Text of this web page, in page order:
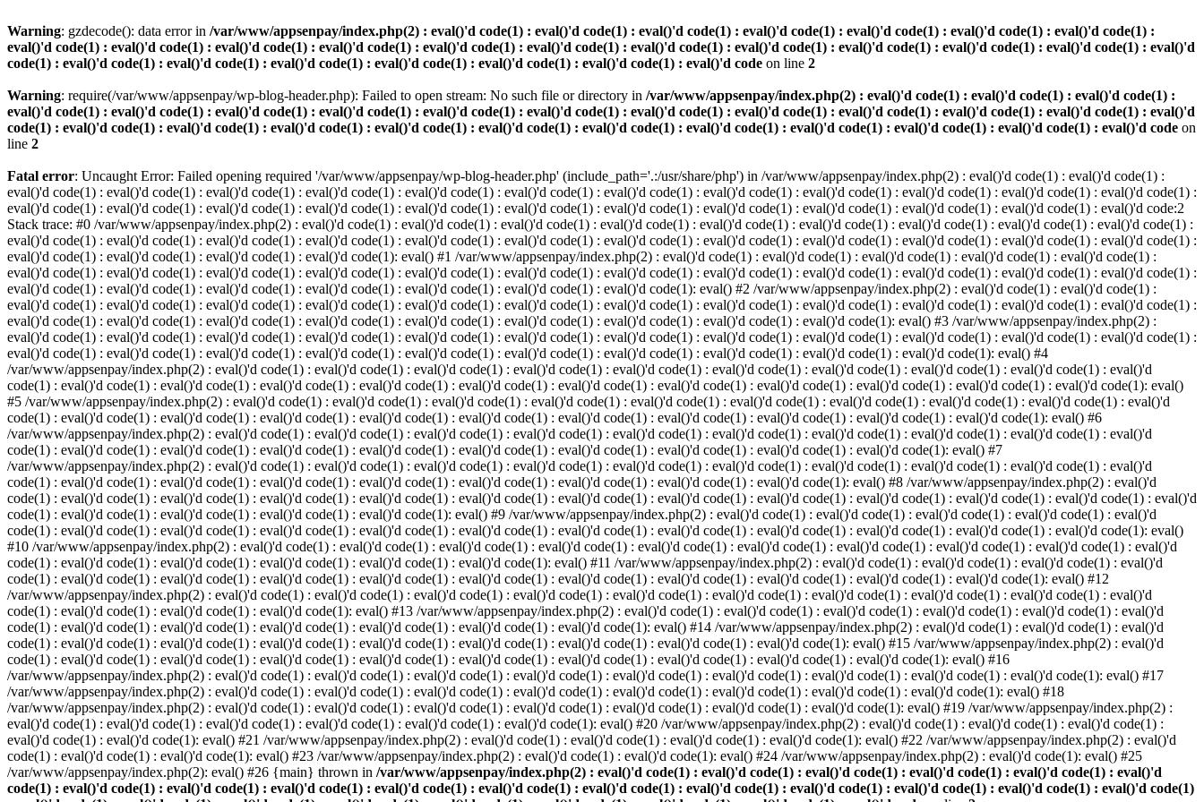
Warning: gzdecode(): data error in /var/www/appsenpay/index.php(2) : eval()'d code(1) : eval()'d code(1) : eval()'d code(1) : eval()'d code(1) : eval()'d code(1) : eval()'d code(1) : eval()'d code(1) :
eval()'d code(1) : eval()'d code(1) : eval()'d code(1) : eval()'d code(1) : eval()'d code(1) : eval()'d code(1) : eval()'d code(1) : eval()'d code(1) : eval()'d code(1) : eval()'d code(1) : eval()'d code(1) : eval()'d
code(1) : eval()'d code(1) : eval()'d code(1) : eval()'d code(1) : eval()'d code(1) : eval()'d code(1) : eval()'d code(1) : eval()'d code on line 2
Warning: require(/var/www/appsenpay/wp-blog-header.php): Failed to open stream: No such file or directory in /var/www/appsenpay/index.php(2) : eval()'d code(1) : eval()'d code(1) : eval()'d code(1) :
eval()'d code(1) : eval()'d code(1) : eval()'d code(1) : eval()'d code(1) : eval()'d code(1) : eval()'d code(1) : eval()'d code(1) : eval()'d code(1) : eval()'d code(1) : eval()'d code(1) : eval()'d code(1) : eval()'d
code(1) : eval()'d code(1) : eval()'d code(1) : eval()'d code(1) : eval()'d code(1) : eval()'d code(1) : eval()'d code(1) : eval()'d code(1) : eval()'d code(1) : eval()'d code(1) : eval()'d code(1) : eval()'d code on
line 2
Fatal error: Uncaught Error: Failed opening required '/var/www/appsenpay/wp-blog-header.php' (include_path='.:/usr/share/php') in /var/www/appsenpay/index.php(2) : eval()'d code(1) : eval()'d code(1) :
eval()'d code(1) : eval()'d code(1) : eval()'d code(1) : eval()'d code(1) : eval()'d code(1) : eval()'d code(1) : eval()'d code(1) : eval()'d code(1) : eval()'d code(1) : eval()'d code(1) : eval()'d code(1) : eval()'d code(1) :
eval()'d code(1) : eval()'d code(1) : eval()'d code(1) : eval()'d code(1) : eval()'d code(1) : eval()'d code(1) : eval()'d code(1) : eval()'d code(1) : eval()'d code(1) : eval()'d code(1) : eval()'d code(1) : eval()'d code:2
Stack trace: #0 /var/www/appsenpay/index.php(2) : eval()'d code(1) : eval()'d code(1) : eval()'d code(1) : eval()'d code(1) : eval()'d code(1) : eval()'d code(1) : eval()'d code(1) : eval()'d code(1) : eval()'d code(1) :
eval()'d code(1) : eval()'d code(1) : eval()'d code(1) : eval()'d code(1) : eval()'d code(1) : eval()'d code(1) : eval()'d code(1) : eval()'d code(1) : eval()'d code(1) : eval()'d code(1) : eval()'d code(1) : eval()'d code(1) :
eval()'d code(1) : eval()'d code(1) : eval()'d code(1) : eval()'d code(1): eval() #1 /var/www/appsenpay/index.php(2) : eval()'d code(1) : eval()'d code(1) : eval()'d code(1) : eval()'d code(1) : eval()'d code(1) :
eval()'d code(1) : eval()'d code(1) : eval()'d code(1) : eval()'d code(1) : eval()'d code(1) : eval()'d code(1) : eval()'d code(1) : eval()'d code(1) : eval()'d code(1) : eval()'d code(1) : eval()'d code(1) : eval()'d code(1) :
eval()'d code(1) : eval()'d code(1) : eval()'d code(1) : eval()'d code(1) : eval()'d code(1) : eval()'d code(1) : eval()'d code(1): eval() #2 /var/www/appsenpay/index.php(2) : eval()'d code(1) : eval()'d code(1) :
eval()'d code(1) : eval()'d code(1) : eval()'d code(1) : eval()'d code(1) : eval()'d code(1) : eval()'d code(1) : eval()'d code(1) : eval()'d code(1) : eval()'d code(1) : eval()'d code(1) : eval()'d code(1) : eval()'d code(1) :
eval()'d code(1) : eval()'d code(1) : eval()'d code(1) : eval()'d code(1) : eval()'d code(1) : eval()'d code(1) : eval()'d code(1) : eval()'d code(1) : eval()'d code(1): eval() #3 /var/www/appsenpay/index.php(2) :
eval()'d code(1) : eval()'d code(1) : eval()'d code(1) : eval()'d code(1) : eval()'d code(1) : eval()'d code(1) : eval()'d code(1) : eval()'d code(1) : eval()'d code(1) : eval()'d code(1) : eval()'d code(1) : eval()'d code(1) :
eval()'d code(1) : eval()'d code(1) : eval()'d code(1) : eval()'d code(1) : eval()'d code(1) : eval()'d code(1) : eval()'d code(1) : eval()'d code(1) : eval()'d code(1) : eval()'d code(1): eval() #4
/var/www/appsenpay/index.php(2) : eval()'d code(1) : eval()'d code(1) : eval()'d code(1) : eval()'d code(1) : eval()'d code(1) : eval()'d code(1) : eval()'d code(1) : eval()'d code(1) : eval()'d code(1) : eval()'d
code(1) : eval()'d code(1) : eval()'d code(1) : eval()'d code(1) : eval()'d code(1) : eval()'d code(1) : eval()'d code(1) : eval()'d code(1) : eval()'d code(1) : eval()'d code(1) : eval()'d code(1) : eval()'d code(1): eval()
#5 /var/www/appsenpay/index.php(2) : eval()'d code(1) : eval()'d code(1) : eval()'d code(1) : eval()'d code(1) : eval()'d code(1) : eval()'d code(1) : eval()'d code(1) : eval()'d code(1) : eval()'d code(1) : eval()'d
code(1) : eval()'d code(1) : eval()'d code(1) : eval()'d code(1) : eval()'d code(1) : eval()'d code(1) : eval()'d code(1) : eval()'d code(1) : eval()'d code(1) : eval()'d code(1) : eval()'d code(1): eval() #6
/var/www/appsenpay/index.php(2) : eval()'d code(1) : eval()'d code(1) : eval()'d code(1) : eval()'d code(1) : eval()'d code(1) : eval()'d code(1) : eval()'d code(1) : eval()'d code(1) : eval()'d code(1) : eval()'d
code(1) : eval()'d code(1) : eval()'d code(1) : eval()'d code(1) : eval()'d code(1) : eval()'d code(1) : eval()'d code(1) : eval()'d code(1) : eval()'d code(1) : eval()'d code(1): eval() #7
/var/www/appsenpay/index.php(2) : eval()'d code(1) : eval()'d code(1) : eval()'d code(1) : eval()'d code(1) : eval()'d code(1) : eval()'d code(1) : eval()'d code(1) : eval()'d code(1) : eval()'d code(1) : eval()'d
code(1) : eval()'d code(1) : eval()'d code(1) : eval()'d code(1) : eval()'d code(1) : eval()'d code(1) : eval()'d code(1) : eval()'d code(1) : eval()'d code(1): eval() #8 /var/www/appsenpay/index.php(2) : eval()'d
code(1) : eval()'d code(1) : eval()'d code(1) : eval()'d code(1) : eval()'d code(1) : eval()'d code(1) : eval()'d code(1) : eval()'d code(1) : eval()'d code(1) : eval()'d code(1) : eval()'d code(1) : eval()'d code(1) : eval()'d
code(1) : eval()'d code(1) : eval()'d code(1) : eval()'d code(1) : eval()'d code(1): eval() #9 /var/www/appsenpay/index.php(2) : eval()'d code(1) : eval()'d code(1) : eval()'d code(1) : eval()'d code(1) : eval()'d
code(1) : eval()'d code(1) : eval()'d code(1) : eval()'d code(1) : eval()'d code(1) : eval()'d code(1) : eval()'d code(1) : eval()'d code(1) : eval()'d code(1) : eval()'d code(1) : eval()'d code(1) : eval()'d code(1): eval()
#10 /var/www/appsenpay/index.php(2) : eval()'d code(1) : eval()'d code(1) : eval()'d code(1) : eval()'d code(1) : eval()'d code(1) : eval()'d code(1) : eval()'d code(1) : eval()'d code(1) : eval()'d code(1) : eval()'d
code(1) : eval()'d code(1) : eval()'d code(1) : eval()'d code(1) : eval()'d code(1) : eval()'d code(1): eval() #11 /var/www/appsenpay/index.php(2) : eval()'d code(1) : eval()'d code(1) : eval()'d code(1) : eval()'d
code(1) : eval()'d code(1) : eval()'d code(1) : eval()'d code(1) : eval()'d code(1) : eval()'d code(1) : eval()'d code(1) : eval()'d code(1) : eval()'d code(1) : eval()'d code(1) : eval()'d code(1): eval() #12
/var/www/appsenpay/index.php(2) : eval()'d code(1) : eval()'d code(1) : eval()'d code(1) : eval()'d code(1) : eval()'d code(1) : eval()'d code(1) : eval()'d code(1) : eval()'d code(1) : eval()'d code(1) : eval()'d
code(1) : eval()'d code(1) : eval()'d code(1) : eval()'d code(1): eval() #13 /var/www/appsenpay/index.php(2) : eval()'d code(1) : eval()'d code(1) : eval()'d code(1) : eval()'d code(1) : eval()'d code(1) : eval()'d
code(1) : eval()'d code(1) : eval()'d code(1) : eval()'d code(1) : eval()'d code(1) : eval()'d code(1) : eval()'d code(1): eval() #14 /var/www/appsenpay/index.php(2) : eval()'d code(1) : eval()'d code(1) : eval()'d
code(1) : eval()'d code(1) : eval()'d code(1) : eval()'d code(1) : eval()'d code(1) : eval()'d code(1) : eval()'d code(1) : eval()'d code(1) : eval()'d code(1): eval() #15 /var/www/appsenpay/index.php(2) : eval()'d
code(1) : eval()'d code(1) : eval()'d code(1) : eval()'d code(1) : eval()'d code(1) : eval()'d code(1) : eval()'d code(1) : eval()'d code(1) : eval()'d code(1) : eval()'d code(1): eval() #16
/var/www/appsenpay/index.php(2) : eval()'d code(1) : eval()'d code(1) : eval()'d code(1) : eval()'d code(1) : eval()'d code(1) : eval()'d code(1) : eval()'d code(1) : eval()'d code(1) : eval()'d code(1): eval() #17
/var/www/appsenpay/index.php(2) : eval()'d code(1) : eval()'d code(1) : eval()'d code(1) : eval()'d code(1) : eval()'d code(1) : eval()'d code(1) : eval()'d code(1) : eval()'d code(1): eval() #18
/var/www/appsenpay/index.php(2) : eval()'d code(1) : eval()'d code(1) : eval()'d code(1) : eval()'d code(1) : eval()'d code(1) : eval()'d code(1) : eval()'d code(1): eval() #19 /var/www/appsenpay/index.php(2) :
eval()'d code(1) : eval()'d code(1) : eval()'d code(1) : eval()'d code(1) : eval()'d code(1) : eval()'d code(1): eval() #20 /var/www/appsenpay/index.php(2) : eval()'d code(1) : eval()'d code(1) : eval()'d code(1) :
eval()'d code(1) : eval()'d code(1): eval() #21 /var/www/appsenpay/index.php(2) : eval()'d code(1) : eval()'d code(1) : eval()'d code(1) : eval()'d code(1): eval() #22 /var/www/appsenpay/index.php(2) : eval()'d
code(1) : eval()'d code(1) : eval()'d code(1): eval() #23 /var/www/appsenpay/index.php(2) : eval()'d code(1) : eval()'d code(1): eval() #24 /var/www/appsenpay/index.php(2) : eval()'d code(1): eval() #25
/var/www/appsenpay/index.php(2): eval() #26 {main} thrown in /var/www/appsenpay/index.php(2) : eval()'d code(1) : eval()'d code(1) : eval()'d code(1) : eval()'d code(1) : eval()'d code(1) : eval()'d
code(1) : eval()'d code(1) : eval()'d code(1) : eval()'d code(1) : eval()'d code(1) : eval()'d code(1) : eval()'d code(1) : eval()'d code(1) : eval()'d code(1) : eval()'d code(1) : eval()'d code(1) : eval()'d code(1)